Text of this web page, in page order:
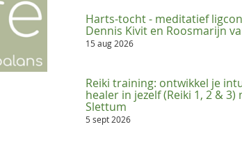
Harts-tocht - meditatief
Dennis Kivit en Roosmarijn
15 aug 2026
Reiki training: ontwikkel je
healer in jezelf (Reiki 1, 2 & 3)
Slettum
5 sept 2026